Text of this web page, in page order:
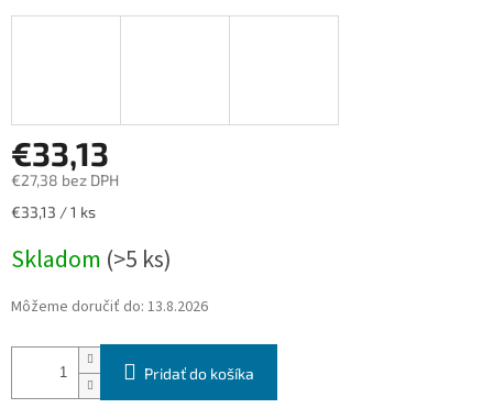
€33,13
€27,38 bez DPH
Jednotková
€33,13 / 1 ks
Skladom (>5 ks)
Môžeme doručiť do: 13.8.2026
Pridať do košíka